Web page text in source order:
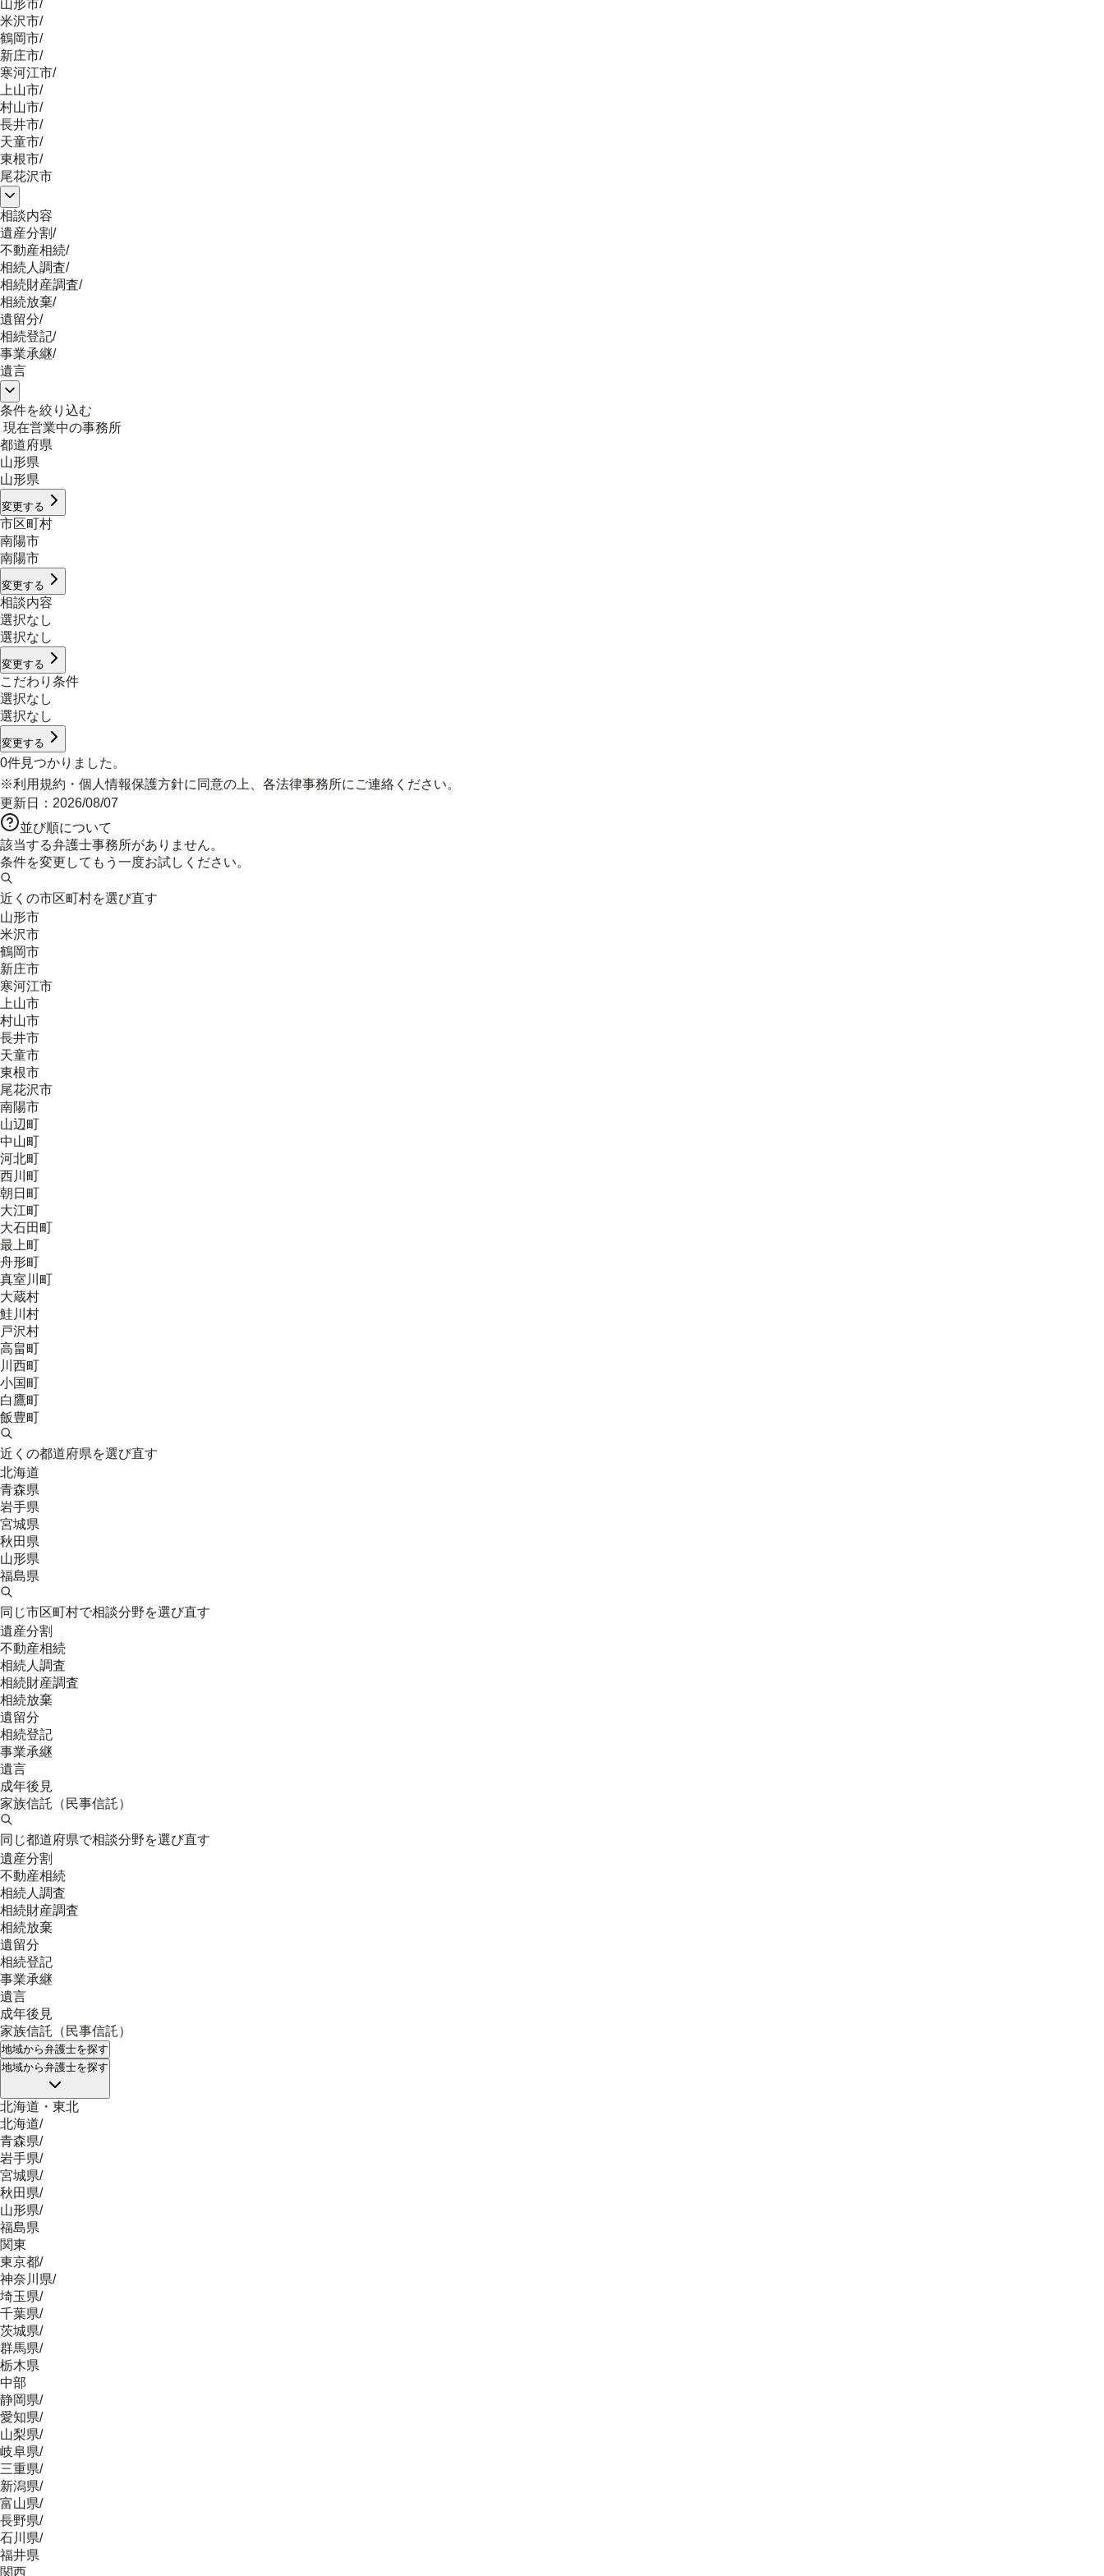
山形市/
米沢市/
鶴岡市/
新庄市/
寒河江市/
上山市/
村山市/
長井市/
天童市/
東根市/
尾花沢市
相談内容
遺産分割/
不動産相続/
相続人調査/
相続財産調査/
相続放棄/
遺留分/
相続登記/
事業承継/
遺言
条件を絞り込む
現在営業中の事務所
都道府県
山形県
山形県
変更する
市区町村
南陽市
南陽市
変更する
相談内容
選択なし
選択なし
変更する
こだわり条件
選択なし
選択なし
変更する
0件見つかりました。
※利用規約 ・ 個人情報保護方針に同意の上、各法律事務所にご連絡ください。
更新日： 2026/08/07
並び順について
該当する弁護士事務所がありません。
条件を変更してもう一度お試しください。
近くの市区町村を選び直す
山形市
米沢市
鶴岡市
新庄市
寒河江市
上山市
村山市
長井市
天童市
東根市
尾花沢市
南陽市
山辺町
中山町
河北町
西川町
朝日町
大江町
大石田町
最上町
舟形町
真室川町
大蔵村
鮭川村
戸沢村
高畠町
川西町
小国町
白鷹町
飯豊町
近くの都道府県を選び直す
北海道
青森県
岩手県
宮城県
秋田県
山形県
福島県
同じ市区町村で相談分野を選び直す
遺産分割
不動産相続
相続人調査
相続財産調査
相続放棄
遺留分
相続登記
事業承継
遺言
成年後見
家族信託（民事信託）
同じ都道府県で相談分野を選び直す
遺産分割
不動産相続
相続人調査
相続財産調査
相続放棄
遺留分
相続登記
事業承継
遺言
成年後見
家族信託（民事信託）
地域から弁護士を探す
地域から弁護士を探す
北海道・東北
北海道/
青森県/
岩手県/
宮城県/
秋田県/
山形県/
福島県
関東
東京都/
神奈川県/
埼玉県/
千葉県/
茨城県/
群馬県/
栃木県
中部
静岡県/
愛知県/
山梨県/
岐阜県/
三重県/
新潟県/
富山県/
長野県/
石川県/
福井県
関西